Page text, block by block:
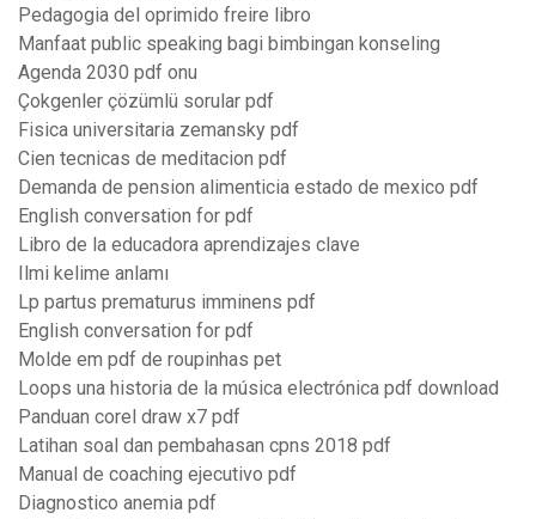
Pedagogia del oprimido freire libro
Manfaat public speaking bagi bimbingan konseling
Agenda 2030 pdf onu
Çokgenler çözümlü sorular pdf
Fisica universitaria zemansky pdf
Cien tecnicas de meditacion pdf
Demanda de pension alimenticia estado de mexico pdf
English conversation for pdf
Libro de la educadora aprendizajes clave
Ilmi kelime anlamı
Lp partus prematurus imminens pdf
English conversation for pdf
Molde em pdf de roupinhas pet
Loops una historia de la música electrónica pdf download
Panduan corel draw x7 pdf
Latihan soal dan pembahasan cpns 2018 pdf
Manual de coaching ejecutivo pdf
Diagnostico anemia pdf